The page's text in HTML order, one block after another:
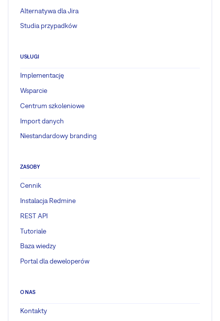
Alternatywa dla Jira
Studia przypadków
USŁUGI
Implementację
Wsparcie
Centrum szkoleniowe
Import danych
Niestandardowy branding
ZASOBY
Cennik
Instalacja Redmine
REST API
Tutoriale
Baza wiedzy
Portal dla deweloperów
O NAS
Kontakty